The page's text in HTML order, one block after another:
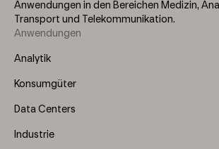
Anwendungen in den Bereichen Medizin,
Transport und Telekommunikation.
Footer
Menu
Anwendungen
Analytik
Konsumgüter
Data Centers
Industrie